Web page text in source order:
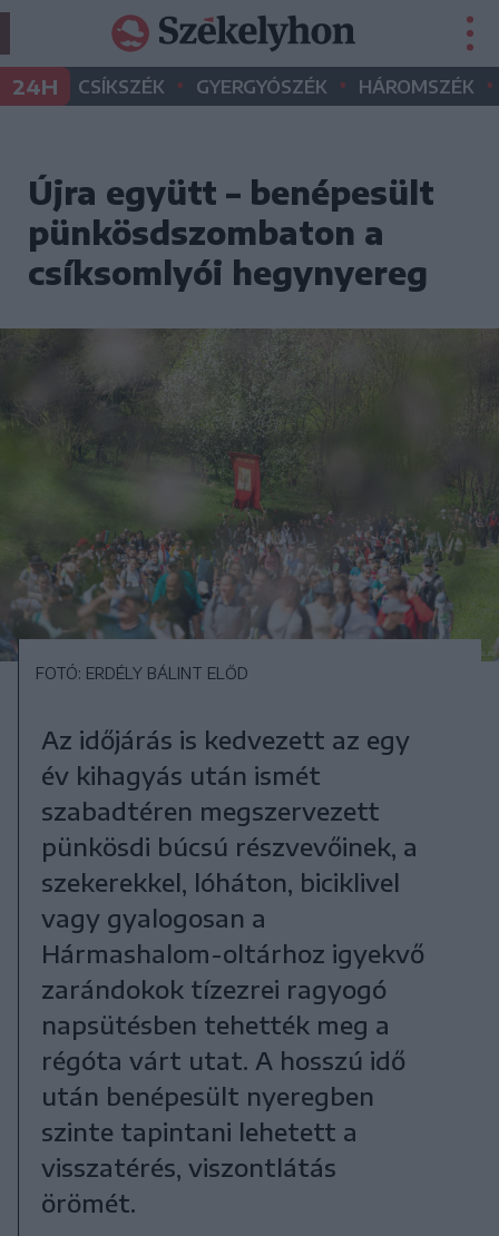
24H CSÍKSZÉK • GYERGYÓSZÉK • HÁROMSZÉK •
Újra együtt – benépesült
pünkösdszombaton a
csíksomlyói hegynyereg
FOTÓ: ERDÉLY BÁLINT ELŐD
Az időjárás is kedvezett az egy
év kihagyás után ismét
szabadtéren megszervezett
pünkösdi búcsú részvevőinek, a
szekerekkel, lóháton, biciklivel
vagy gyalogosan a
Hármashalom-oltárhoz igyekvő
zarándokok tízezrei ragyogó
napsütésben tehették meg a
régóta várt utat. A hosszú idő
után benépesült nyeregben
szinte tapintani lehetett a
visszatérés, viszontlátás
örömét.